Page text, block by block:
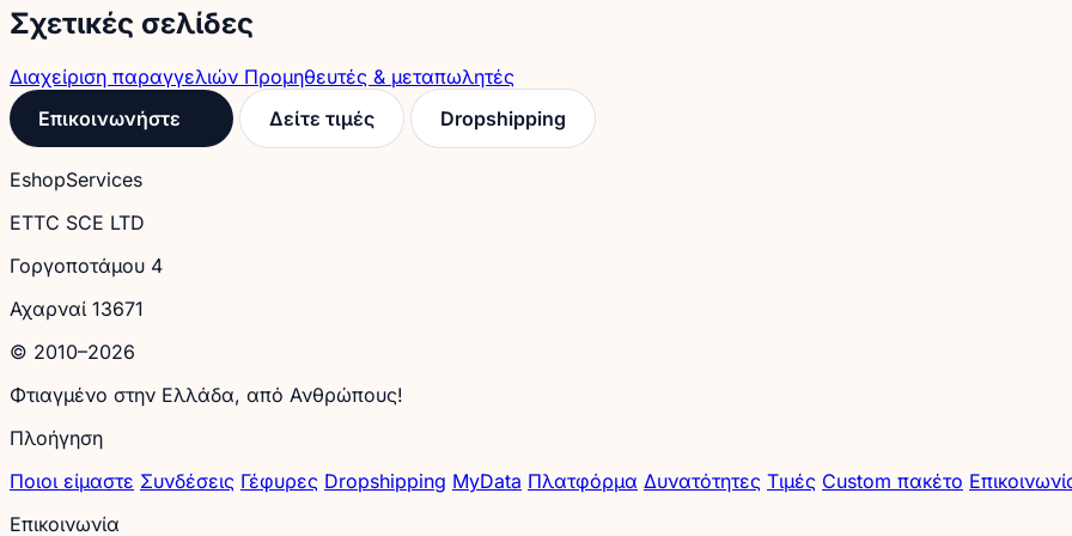
Σχετικές σελίδες
Διαχείριση παραγγελιών Προμηθευτές & μεταπωλητές
Επικοινωνήστε
Δείτε τιμές Dropshipping
EshopServices
ETTC SCE LTD
Γοργοποτάμου 4
Αχαρναί 13671
© 2010–2026
Φτιαγμένο στην Ελλάδα, από Ανθρώπους!
Πλοήγηση
Ποιοι είμαστε Συνδέσεις Γέφυρες Dropshipping MyData Πλατφόρμα Δυνατότητες Τιμές Custom πακέτο
Επικοινωνία